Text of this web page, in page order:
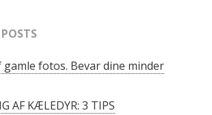
fotos. Bevar dine minder
AF KÆLEDYR: 3 TIPS